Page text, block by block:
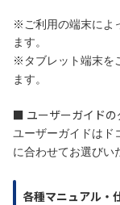
NTTドコモビジ
OCN サ
※ご利用の端末によ
ます。
※タブレット端末を
ます。
■ ユーザーガイドの
ユーザーガイドはド
に合わせてお選びい
各種マニュアル・